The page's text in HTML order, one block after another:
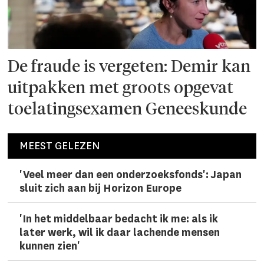
De fraude is vergeten: Demir kan
uitpakken met groots opgevat
toelatingsexamen Geneeskunde
MEEST GELEZEN
'Veel meer dan een onderzoeks­fonds': Japan
sluit zich aan bij Horizon Europe
'In het middelbaar bedacht ik me: als ik
later werk, wil ik daar lachen­de mensen
kunnen zien'